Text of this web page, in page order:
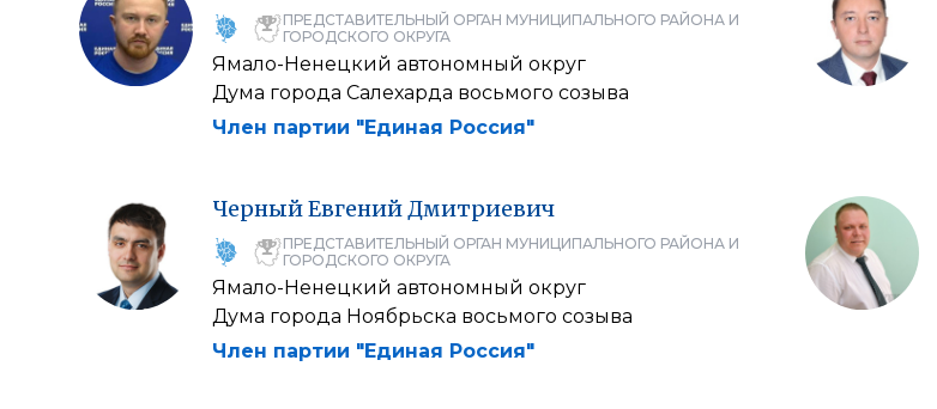
ПРЕДСТАВИТЕЛЬНЫЙ ОРГАН МУНИЦИПАЛЬНОГО РАЙОНА И
ГОРОДСКОГО ОКРУГА
Ямало-Ненецкий автономный округ
Дума города Салехарда восьмого созыва
Член партии "Единая Россия"
ЧерныйЕвгенийДмитриевич
ПРЕДСТАВИТЕЛЬНЫЙ ОРГАН МУНИЦИПАЛЬНОГО РАЙОНА И
ГОРОДСКОГО ОКРУГА
Ямало-Ненецкий автономный округ
Дума города Ноябрьска восьмого созыва
Член партии "Единая Россия"